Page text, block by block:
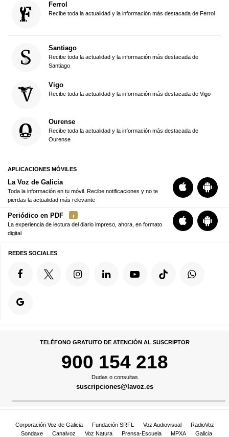
Ferrol
Recibe toda la actualidad y la información más destacada de Ferrol
Santiago
Recibe toda la actualidad y la información más destacada de
Santiago
Vigo
Recibe toda la actualidad y la información más destacada de Vigo
Ourense
Recibe toda la actualidad y la información más destacada de
Ourense
APLICACIONES MÓVILES
La Voz de Galicia
Toda la información en tu móvil. Recibe notificaciones y no te
pierdas la actualidad más relevante
Periódico en PDF
La experiencia de lectura del diario impreso, ahora, en formato
digital
REDES SOCIALES
TELÉFONO GRATUITO DE ATENCIÓN AL SUSCRIPTOR
900 154 218
Dudas o consultas
suscripciones@lavoz.es
Corporación Voz de Galicia Fundación SRFL Voz Audiovisual
RadioVoz
Sondaxe
Canalvoz Voz Natura Prensa-Escuela MPXA Galicia